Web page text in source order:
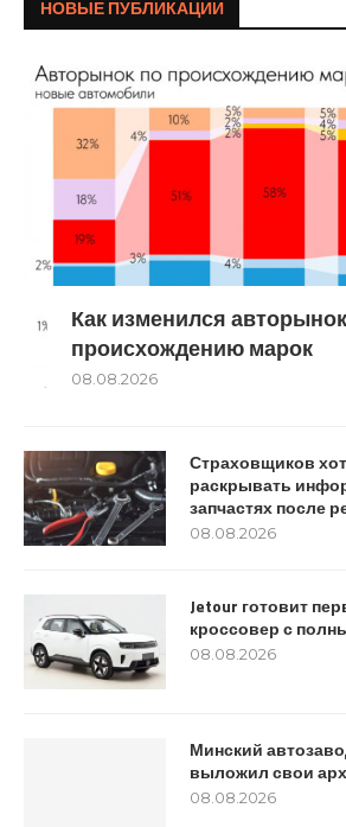
НОВЫЕ ПУБЛИКАЦИИ
Как изменился
происхождению марок
08.08.2026
Страховщиков
раскрывать
запчастях после
08.08.2026
Jetour готовит
кроссовер с
08.08.2026
Минский
выложил свои
08.08.2026